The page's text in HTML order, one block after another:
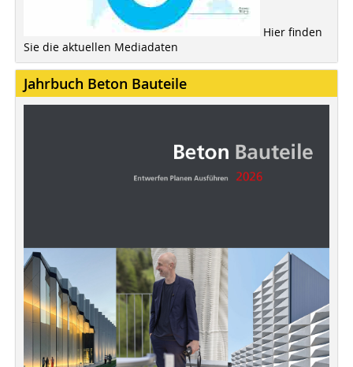
Hier finden
Sie die aktuellen Mediadaten
Jahrbuch Beton Bauteile